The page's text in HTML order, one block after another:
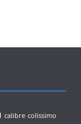
calibre colissimo